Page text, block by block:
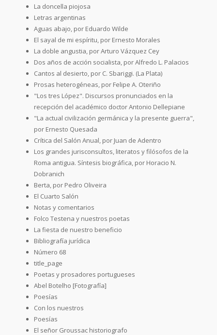
La doncella piojosa
Letras argentinas
Aguas abajo, por Eduardo Wilde
El sayal de mi espíritu, por Ernesto Morales
La doble angustia, por Arturo Vázquez Cey
Dos años de acción socialista, por Alfredo L. Palacios
Cantos al desierto, por C. Sbariggi. (La Plata)
Prosas heterogéneas, por Felipe A. Oteriño
"Los tres López". Discursos pronunciados en la
recepción del académico doctor Antonio Dellepiane
"La actual civilización germánica y la presente guerra",
por Ernesto Quesada
Crítica del Salón Anual, por Juan de Adentro
Los grandes jurisconsultos, literatos y filósofos de la
Roma antigua. Síntesis biográfica, por Horacio N.
Dobranich
Berta, por Pedro Oliveira
El Cuarto Salón
Notas y comentarios
Folco Testena y nuestros poetas
La fiesta de nuestro beneficio
Bibliografía jurídica
Número 68
title_page
Poetas y prosadores portugueses
Abel Botelho [Fotografía]
Poesías
Con los nuestros
Poesías
El señor Groussac historiografo